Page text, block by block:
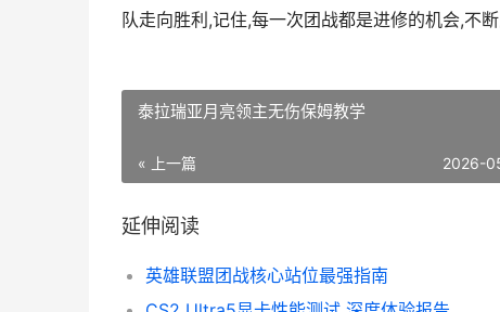
队走向胜利,记住,每一次团战都是进修的机会,不
泰拉瑞亚月亮领主无伤保姆教学
« 上一篇 2026-
延伸阅读
英雄联盟团战核心站位最强指南